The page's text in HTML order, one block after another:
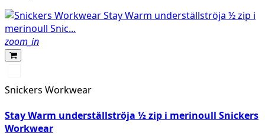
zoom_in
melerad
Snickers Workwear
Stay Warm underställströja ½ zip i merinoull Snickers
Workwear